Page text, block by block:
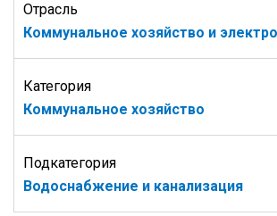
Отрасль
Коммунальное хозяйство и
Категория
Коммунальное хозяйство
Подкатегория
Водоснабжение и канализация